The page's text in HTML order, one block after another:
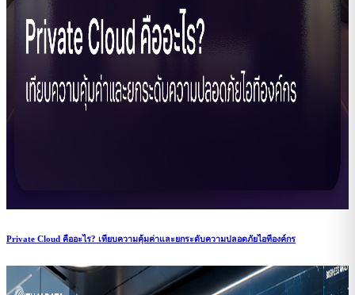
Private Cloud คืออะไร? เทียบความคุ้มค่าและยกระดับความปลอดภัยไอทีองค์กร